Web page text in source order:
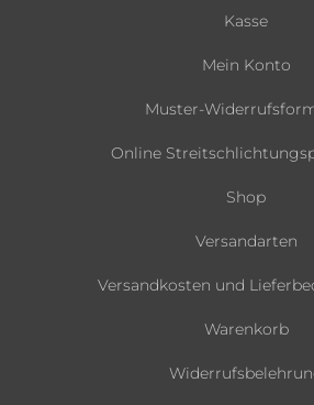
Kasse
Mein Konto
Muster-
Online
Shop
Versandarten
Versandkosten und
Warenkorb